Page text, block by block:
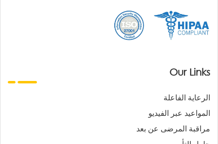
Our Links
الرعاية الفاعلة
المواعيد عبر الفيديو
مراقبة المرضى عن بعد